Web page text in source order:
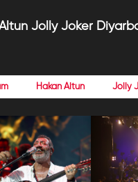
Jolly Joker
Hakan Altun Jolly